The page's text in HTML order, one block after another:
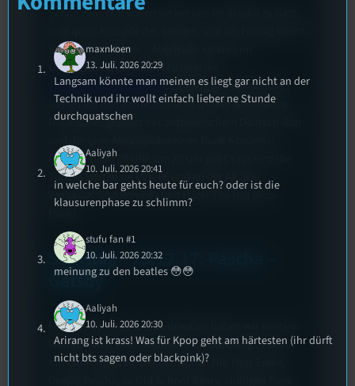
Schon zwei Mal waren sie bei uns im Studio zu Gast,
ihr mit ihnen feiern – AberHallo spielen im
Underground der Alten Mälzerei ihr
Jahresabschlusskonzert! Eingängige Popmelodien
treffen auf den amtlichen Sound einer Alternative-
Rock-Band, gepaart mit authentischem Deutsch-Rap
Einlass ist um 19 Uhr, um 20 Uhr geht’s los und die
Tickets kosten im VVK 8€ und an der AK 10€.
Vorbands sind Remedy und Hazel The Nut (Pop-
Samstag – 23.12.17: Pascha –
Gatsby
Für alle Hip Hop Fans da draußen haben wir kurz vor
Weihnachten eine besondere “Bescherung”. Feiert
mit dem Urgestein der deutschen Hip Hop Szene,
maxnkoen
13. Juli. 2026 20:29
Langsam könnte man meinen es liegt gar nicht an der
Technik und ihr wollt einfach lieber ne Stunde
durchquatschen
Aaliyah
10. Juli. 2026 20:41
in welche bar gehts heute für euch? oder ist die
klausurenphase zu schlimm?
stufu fan #1
10. Juli. 2026 20:32
meinung zu den beatles 😳😳
Aaliyah
10. Juli. 2026 20:30
Arirang ist krass! Was für Kpop geht am härtesten (ihr dürft
nicht bts sagen oder blackpink)?